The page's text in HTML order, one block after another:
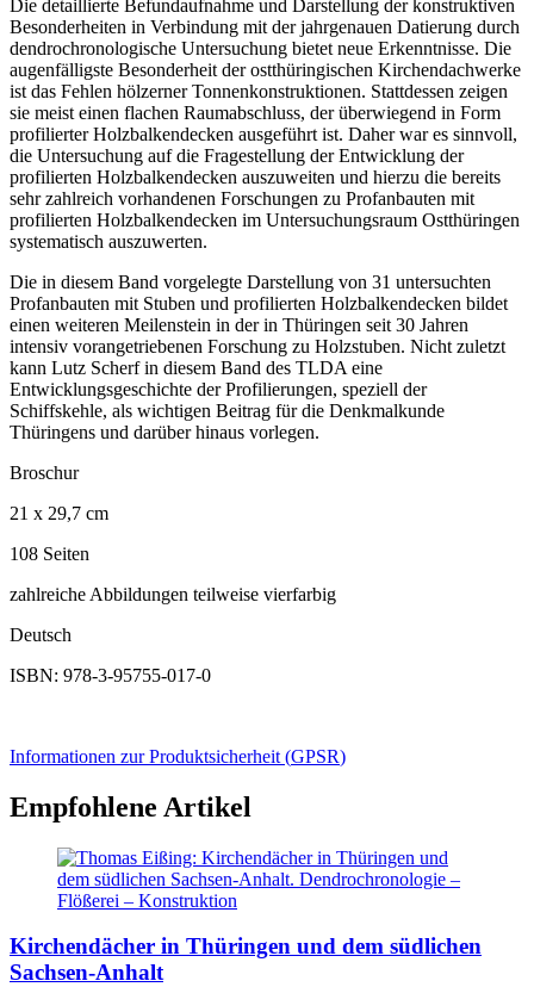
Die detaillierte Befundaufnahme und Darstellung der konstruktiven
Besonderheiten in Verbindung mit der jahrgenauen Datierung durch
dendrochronologische Untersuchung bietet neue Erkenntnisse. Die
augenfälligste Besonderheit der ostthüringischen Kirchendachwerke
ist das Fehlen hölzerner Tonnenkonstruktionen. Stattdessen zeigen
sie meist einen flachen Raumabschluss, der überwiegend in Form
profilierter Holzbalkendecken ausgeführt ist. Daher war es sinnvoll,
die Untersuchung auf die Fragestellung der Entwicklung der
profilierten Holzbalkendecken auszuweiten und hierzu die bereits
sehr zahlreich vorhandenen Forschungen zu Profanbauten mit
profilierten Holzbalkendecken im Untersuchungsraum Ostthüringen
systematisch auszuwerten.
Die in diesem Band vorgelegte Darstellung von 31 untersuchten
Profanbauten mit Stuben und profilierten Holzbalkendecken bildet
einen weiteren Meilenstein in der in Thüringen seit 30 Jahren
intensiv vorangetriebenen Forschung zu Holzstuben. Nicht zuletzt
kann Lutz Scherf in diesem Band des TLDA eine
Entwicklungsgeschichte der Profilierungen, speziell der
Schiffskehle, als wichtigen Beitrag für die Denkmalkunde
Thüringens und darüber hinaus vorlegen.
Broschur
21 x 29,7 cm
108 Seiten
zahlreiche Abbildungen teilweise vierfarbig
Deutsch
ISBN: 978-3-95755-017-0
Informationen zur Produktsicherheit (GPSR)
Empfohlene Artikel
Kirchendächer in Thüringen und dem südlichen
Sachsen-Anhalt